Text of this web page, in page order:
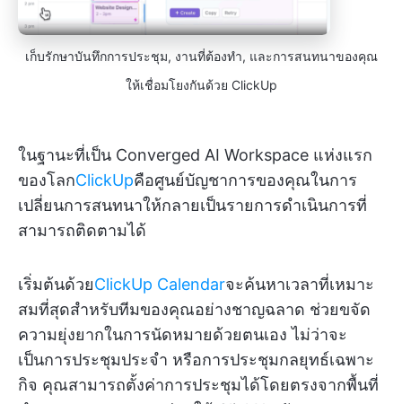
เก็บรักษาบันทึกการประชุม, งานที่ต้องทำ, และการสนทนาของคุณ
ให้เชื่อมโยงกันด้วย ClickUp
ในฐานะที่เป็น Converged AI Workspace แห่งแรก
ของโลกClickUpคือศูนย์บัญชาการของคุณในการ
เปลี่ยนการสนทนาให้กลายเป็นรายการดำเนินการที่
สามารถติดตามได้
เริ่มต้นด้วยClickUp Calendarจะค้นหาเวลาที่เหมาะ
สมที่สุดสำหรับทีมของคุณอย่างชาญฉลาด ช่วยขจัด
ความยุ่งยากในการนัดหมายด้วยตนเอง ไม่ว่าจะ
เป็นการประชุมประจำ หรือการประชุมกลยุทธ์เฉพาะ
กิจ คุณสามารถตั้งค่าการประชุมได้โดยตรงจากพื้นที่